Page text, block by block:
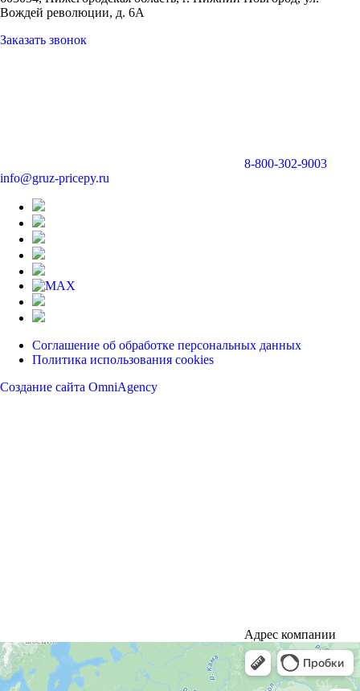
Вождей революции, д. 6А
Заказать звонок
8-800-302-9003
info@gruz-pricepy.ru
Соглашение об обработке персональных данных
Политика использования cookies
Создание сайта OmniAgency
Адрес компании